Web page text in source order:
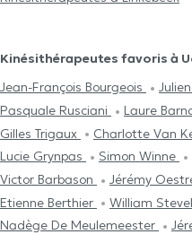
Kinésithérapeutes favoris à
Jean-François Bourgeois
Pasquale Rusciani
Laure
Gilles Trigaux
Charlotte Van
Lucie Grynpas
Simon Winne
Victor Barbason
Jérémy
Etienne Berthier
William
Nadège De Meulemeester